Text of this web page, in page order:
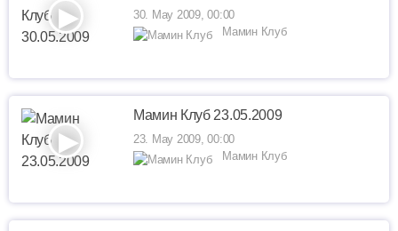
30. May 2009, 00:00
Мамин Клуб
Мамин Клуб 23.05.2009
23. May 2009, 00:00
Мамин Клуб